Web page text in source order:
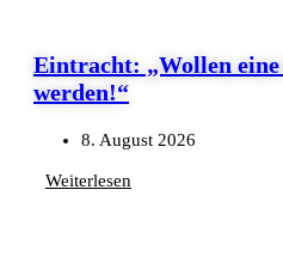
Eintracht: „Wollen
werden!“
8. August 2026
Weiterlesen